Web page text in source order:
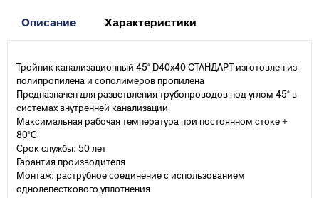
Описание Характеристики
Тройник канализационный 45° D40х40 СТАНДАРТ изготовлен из
полипропилена и сополимеров пропилена
Предназначен для разветвления трубопроводов под углом 45° в
системах внутренней канализации
Максимальная рабочая температура при постоянном стоке +
80°С
Срок службы: 50 лет
Гарантия производителя
Монтаж: раструбное соединение с использованием
однолепесткового уплотнения